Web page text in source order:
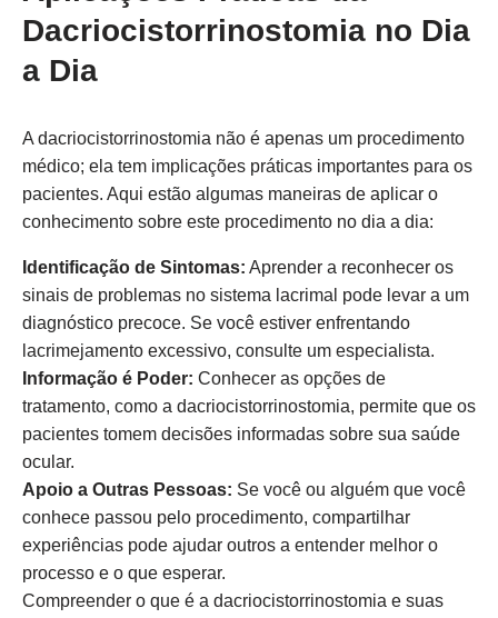
Dacriocistorrinostomia no Dia
a Dia
A dacriocistorrinostomia não é apenas um procedimento
médico; ela tem implicações práticas importantes para os
pacientes. Aqui estão algumas maneiras de aplicar o
conhecimento sobre este procedimento no dia a dia:
Identificação de Sintomas: Aprender a reconhecer os
sinais de problemas no sistema lacrimal pode levar a um
diagnóstico precoce. Se você estiver enfrentando
lacrimejamento excessivo, consulte um especialista.
Informação é Poder: Conhecer as opções de
tratamento, como a dacriocistorrinostomia, permite que os
pacientes tomem decisões informadas sobre sua saúde
ocular.
Apoio a Outras Pessoas: Se você ou alguém que você
conhece passou pelo procedimento, compartilhar
experiências pode ajudar outros a entender melhor o
processo e o que esperar.
Compreender o que é a dacriocistorrinostomia e suas